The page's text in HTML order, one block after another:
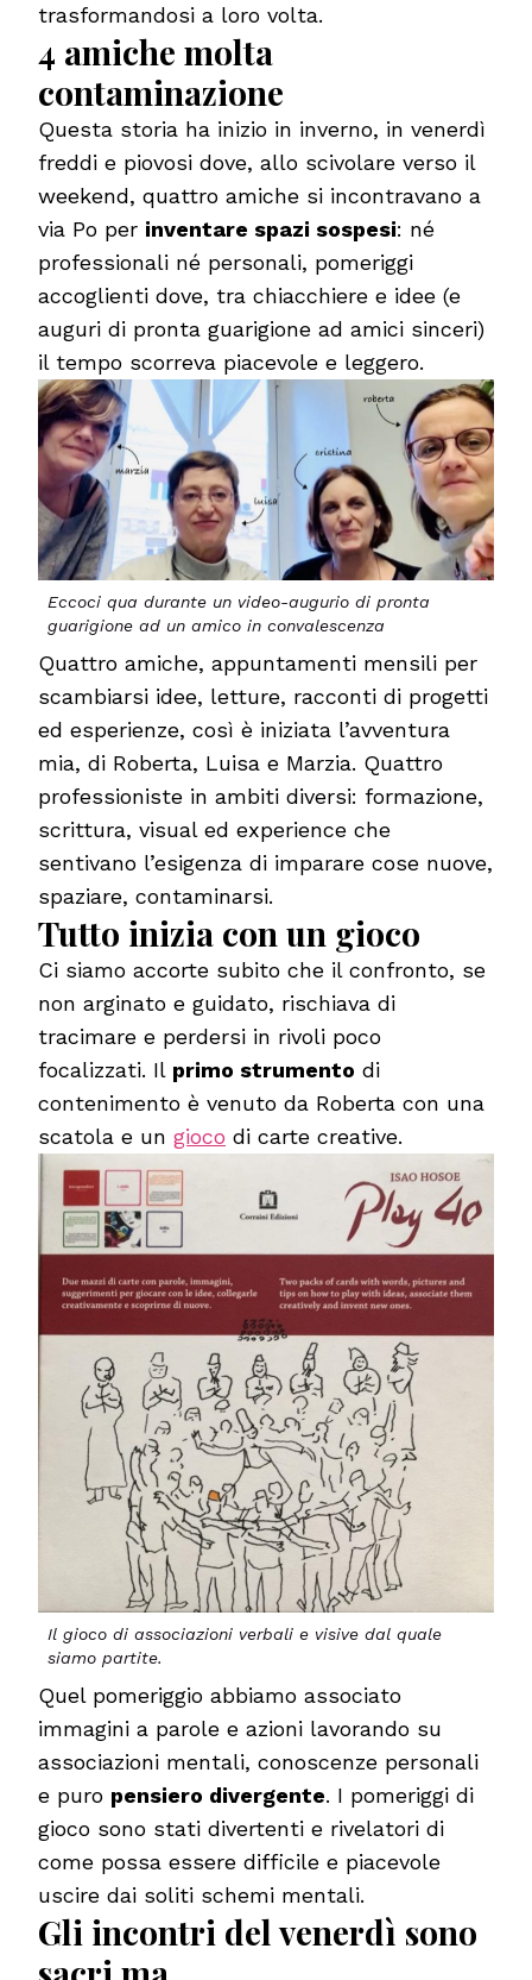
trasformandosi a loro volta.
4 amiche molta
contaminazione
Questa storia ha inizio in inverno, in venerdì
freddi e piovosi dove, allo scivolare verso il
weekend, quattro amiche si incontravano a
via Po per inventare spazi sospesi: né
professionali né personali, pomeriggi
accoglienti dove, tra chiacchiere e idee (e
auguri di pronta guarigione ad amici sinceri)
il tempo scorreva piacevole e leggero.
Eccoci qua durante un video-augurio di pronta
guarigione ad un amico in convalescenza
Quattro amiche, appuntamenti mensili per
scambiarsi idee, letture, racconti di progetti
ed esperienze, così è iniziata l’avventura
mia, di Roberta, Luisa e Marzia. Quattro
professioniste in ambiti diversi: formazione,
scrittura, visual ed experience che
sentivano l’esigenza di imparare cose nuove,
spaziare, contaminarsi.
Tutto inizia con un gioco
Ci siamo accorte subito che il confronto, se
non arginato e guidato, rischiava di
tracimare e perdersi in rivoli poco
focalizzati. Il primo strumento di
contenimento è venuto da Roberta con una
scatola e un gioco di carte creative.
Il gioco di associazioni verbali e visive dal quale
siamo partite.
Quel pomeriggio abbiamo associato
immagini a parole e azioni lavorando su
associazioni mentali, conoscenze personali
e puro pensiero divergente. I pomeriggi di
gioco sono stati divertenti e rivelatori di
come possa essere difficile e piacevole
uscire dai soliti schemi mentali.
Gli incontri del venerdì sono